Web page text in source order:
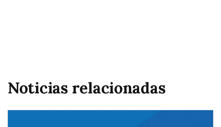
Noticias relacionadas